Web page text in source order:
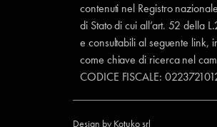
contenuti nel Registro
di Stato di cui all’art. 52 della
e consultabili al seguente link,
come chiave di ricerca nel
CODICE FISCALE:
Design by Kotuko srl